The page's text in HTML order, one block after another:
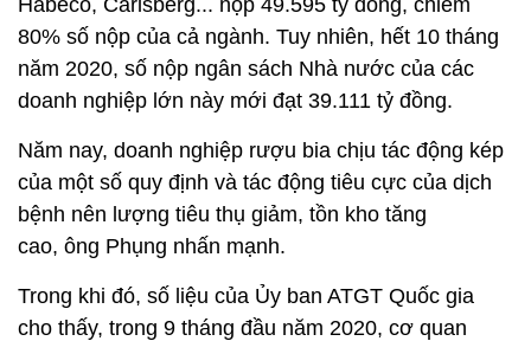
Habeco, Carlsberg... nộp 49.595 tỷ đồng, chiếm
80% số nộp của cả ngành. Tuy nhiên, hết 10 tháng
năm 2020, số nộp ngân sách Nhà nước của các
doanh nghiệp lớn này mới đạt 39.111 tỷ đồng.
Năm nay, doanh nghiệp rượu bia chịu tác động kép
của một số quy định và tác động tiêu cực của dịch
bệnh nên lượng tiêu thụ giảm, tồn kho tăng
cao, ông Phụng nhấn mạnh.
Trong khi đó, số liệu của Ủy ban ATGT Quốc gia
cho thấy, trong 9 tháng đầu năm 2020, cơ quan